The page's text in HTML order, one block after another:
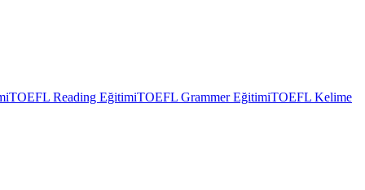
TOEFL Reading EğitimiTOEFL Grammer EğitimiTOEFL Kelime